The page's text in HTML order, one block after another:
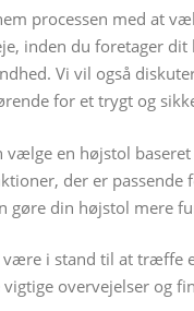
processen med at
inden du foretager
Vi vil også
for et trygt og
vælge en højstol
der er
gøre din højstol mere
i stand til at træffe
overvejelser og